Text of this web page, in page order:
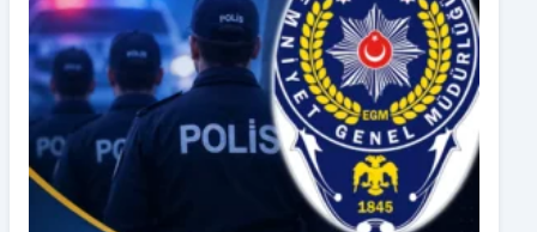
Bu web sitesinde en iyi deneyimi yaşamanızı sağlamak için
çerezler kullanılmaktadır. Detaylar için Gizlilik Politikamız
inceleyebilirsiniz.